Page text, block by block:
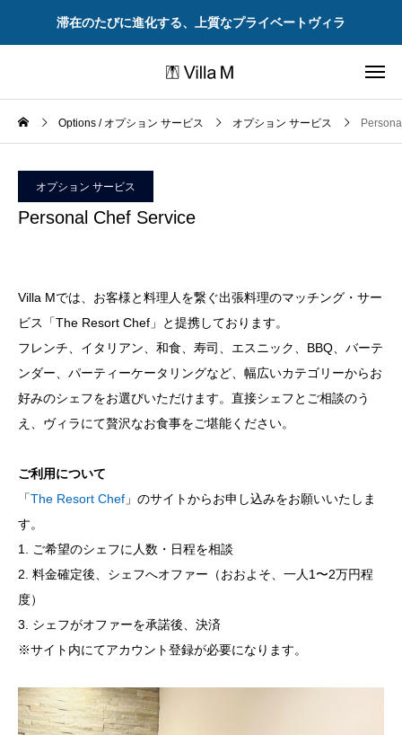
滞在のたびに進化する、上質なプライベートヴィラ
Options / オプション サービス オプション サービス
オプション サービス
Personal Chef Service
Villa Mでは、お客様と料理人を繋ぐ出張料理のマッチング・サー
ビス「The Resort Chef」と提携しております。
フレンチ、イタリアン、和食、寿司、エスニック、BBQ、バーテ
ンダー、パーティーケータリングなど、幅広いカテゴリーからお
好みのシェフをお選びいただけます。直接シェフとご相談のう
え、ヴィラにて贅沢なお食事をご堪能ください。
ご利用について
「The Resort Chef 」のサイトからお申し込みをお願いいたしま
す。
1. ご希望のシェフに人数・日程を相談
2. 料金確定後、シェフへオファー（おおよそ、一人1〜2万円程
度）
3. シェフがオファーを承諾後、決済
※サイト内にてアカウント登録が必要になります。